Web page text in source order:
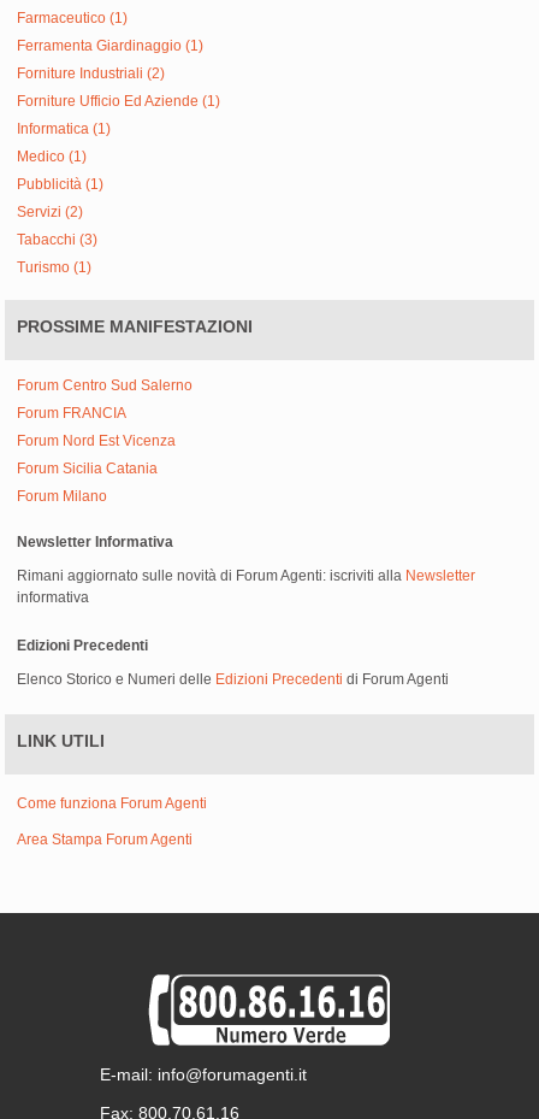
Farmaceutico (1)
Ferramenta Giardinaggio (1)
Forniture Industriali (2)
Forniture Ufficio Ed Aziende (1)
Informatica (1)
Medico (1)
Pubblicità (1)
Servizi (2)
Tabacchi (3)
Turismo (1)
PROSSIME MANIFESTAZIONI
Forum Centro Sud Salerno
Forum FRANCIA
Forum Nord Est Vicenza
Forum Sicilia Catania
Forum Milano
Newsletter Informativa
Rimani aggiornato sulle novità di Forum Agenti: iscriviti alla Newsletter
informativa
Edizioni Precedenti
Elenco Storico e Numeri delle Edizioni Precedenti di Forum Agenti
LINK UTILI
Come funziona Forum Agenti
Area Stampa Forum Agenti
E-mail: info@forumagenti.it
Fax: 800.70.61.16